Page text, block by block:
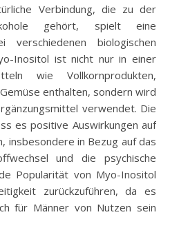
Verbindung, die zu der
gehört, spielt eine
verschiedenen biologischen
Inositol ist nicht nur in einer
wie Vollkornprodukten,
enthalten, sondern wird
verwendet. Die
es positive Auswirkungen auf
insbesondere in Bezug auf das
und die psychische
Popularität von Myo-Inositol
zurückzuführen, da es
für Männer von Nutzen sein